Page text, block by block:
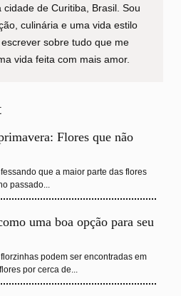
de Curitiba, Brasil. Sou
culinária e uma vida estilo
sobre tudo que me
vida feita com mais amor.
Flores que não
que a maior parte das flores
passado...
uma boa opção para seu
podem ser encontradas em
por cerca de...